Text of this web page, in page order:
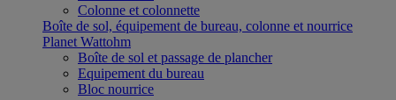
Colonne et colonnette
Boîte de sol, équipement de bureau, colonne et nourrice
Planet Wattohm
Boîte de sol et passage de plancher
Equipement du bureau
Bloc nourrice